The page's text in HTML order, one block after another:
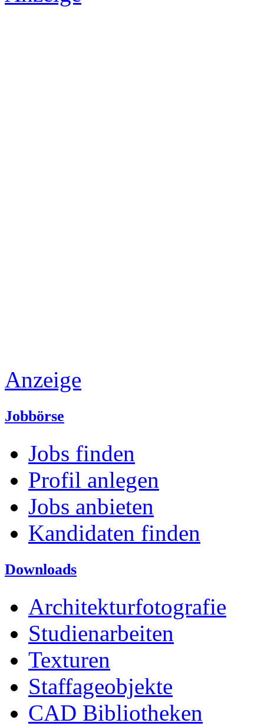
Anzeige
Jobbörse
Jobs finden
Profil anlegen
Jobs anbieten
Kandidaten finden
Downloads
Architekturfotografie
Studienarbeiten
Texturen
Staffageobjekte
CAD Bibliotheken